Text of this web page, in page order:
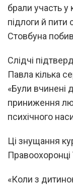
брали участь у
підлоги й пити
Стовбуна
Слідчі
Павла кілька
«Були вчинені
приниження
психічного
Ці знущання
Правоохоронці
«Коли з